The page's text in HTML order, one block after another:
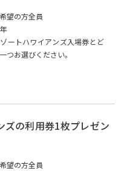
望の方全員
ートハワイアンズ入場券とど
つお選びください。
ズの利用券1枚プレゼン
望の方全員